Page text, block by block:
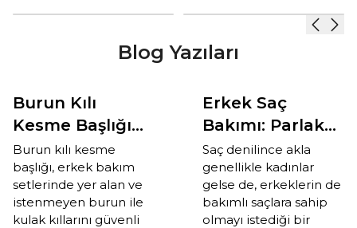
Blog Yazıları
Burun Kılı
Kesme Başlığı
Nedir? Ne İşe
Yarar?
Burun kılı kesme
başlığı, erkek bakım
setlerinde yer alan ve
istenmeyen burun ile
kulak kıllarını güvenli
Erkek Saç
Bakımı: Parlak
ve Bakımlı
Saçlar İçin
İpuçları
Saç denilince akla
genellikle kadınlar
gelse de, erkeklerin de
bakımlı saçlara sahip
olmayı istediği bir